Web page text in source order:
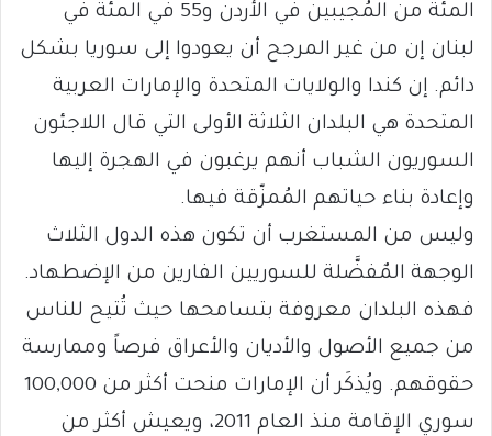
المئة من المُجيبين في الأردن و55 في المئة في
لبنان إن من غير المرجح أن يعودوا إلى سوريا بشكل
دائم. إن كندا والولايات المتحدة والإمارات العربية
المتحدة هي البلدان الثلاثة الأولى التي قال اللاجئون
السوريون الشباب أنهم يرغبون في الهجرة إليها
وإعادة بناء حياتهم المُمزّقة فيها.
وليس من المستغرب أن تكون هذه الدول الثلاث
الوجهة المٌفضَّلة للسوريين الفارين من الإضطهاد.
فهذه البلدان معروفة بتسامحها حيث تُتيح للناس
من جميع الأصول والأديان والأعراق فرصاً وممارسة
حقوقهم. ويُذكَر أن الإمارات منحت أكثر من 100,000
سوري الإقامة منذ العام 2011، ويعيش أكثر من